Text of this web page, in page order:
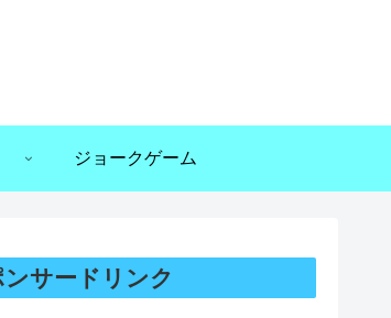
ジョークゲーム
ンサードリンク